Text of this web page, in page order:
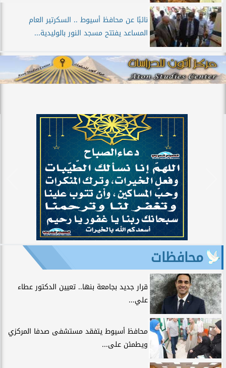
نائبًا عن محافظ أسيوط .. السكرتير العام
المساعد يفتتح مسجد النور بالوليدية...
محافظات
قرار جديد بجامعة بنها.. تعيين الدكتور عطاء
علي...
محافظ أسيوط يتفقد مستشفى صدفا المركزي
ويطمئن على...